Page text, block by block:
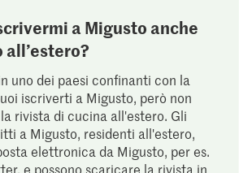
a Migusto anche
all’estero?
uno dei paesi confinanti con la
iscriverti a Migusto, però non
rivista di cucina all'estero. Gli
a Migusto, residenti all'estero,
elettronica da Migusto, per es.
e possono scaricare la rivista in